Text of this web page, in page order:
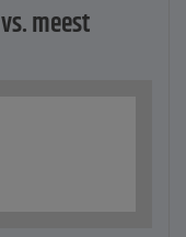
meest